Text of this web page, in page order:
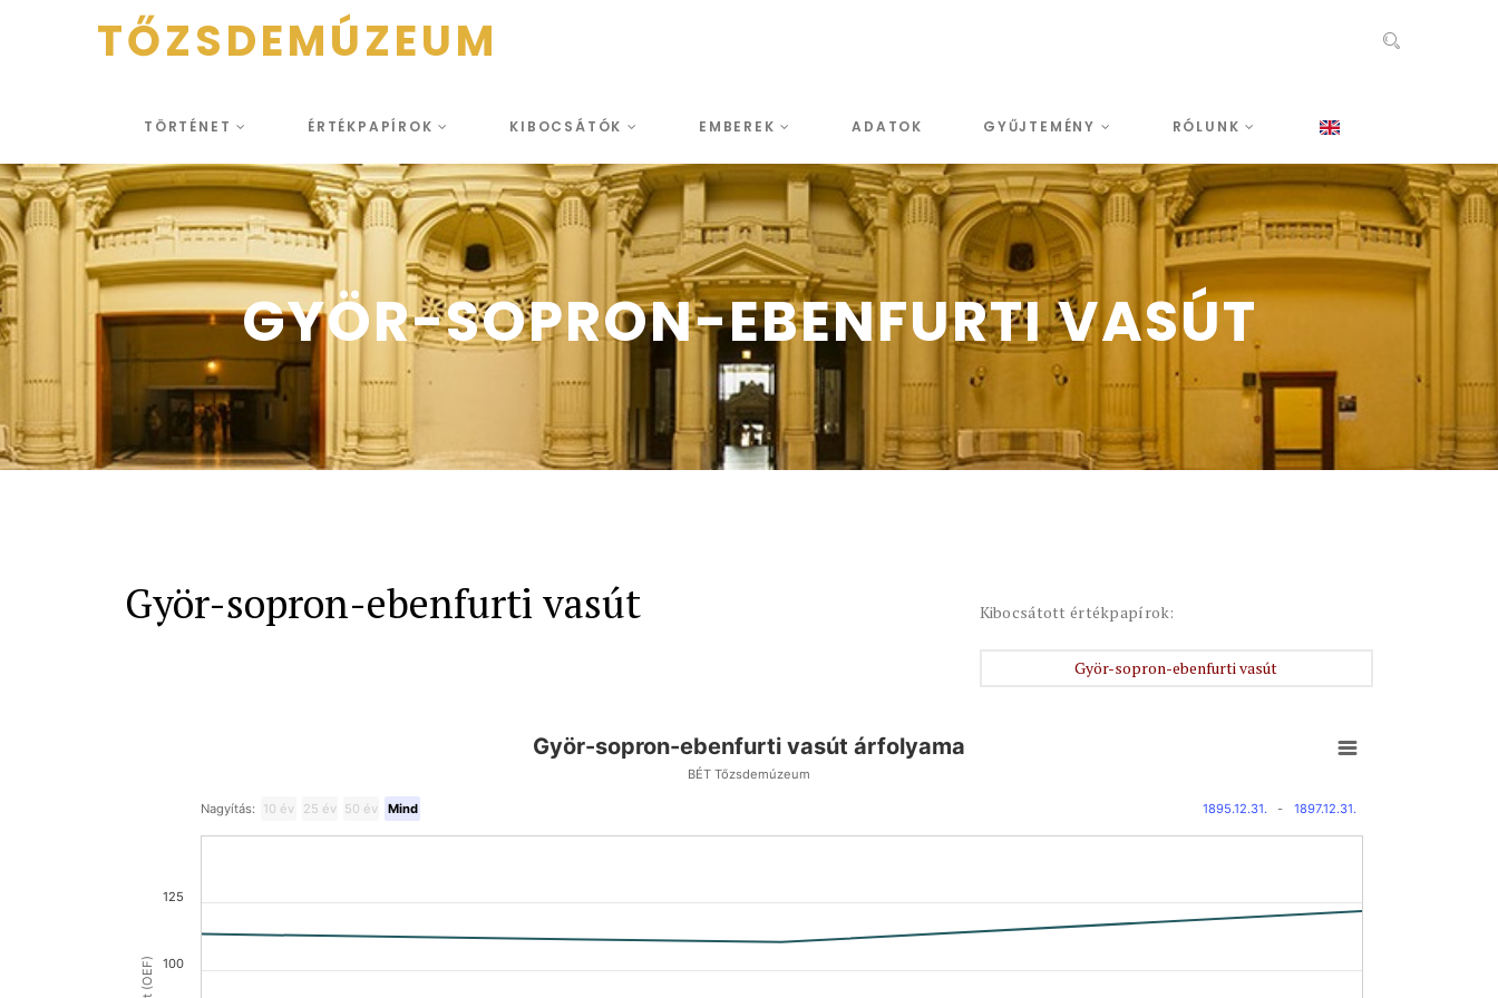
TŐZSDEMÚZEUM
TÖRTÉNET ÉRTÉKPAPÍROK KIBOCSÁTÓK EMBEREK ADATOK GYŰJTEMÉNY RÓLUNK
GYÖR-SOPRON-EBENFURTI VASÚT
Györ-sopron-ebenfurti vasút Kibocsátott értékpapírok:
Györ-sopron-ebenfurti vasút
Györ-sopron-ebenfurti vasút árfolyama
BÉT Tőzsdemúzeum
Nagyítás: 10 év 25 év 50 év Mind 1895.12.31. - 1897.12.31.
100
125